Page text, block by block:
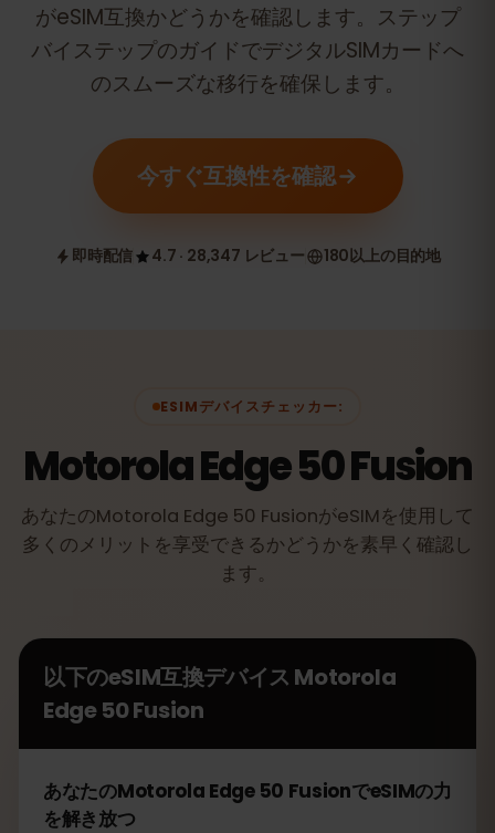
がeSIM互換かどうかを確認します。ステップ
バイステップのガイドでデジタルSIMカードへ
のスムーズな移行を確保します。
今すぐ互換性を確認
即時配信 4.7 · 28,347 レビュー 180以上の目的地
ESIMデバイスチェッカー:
Motorola Edge 50 Fusion
あなたのMotorola Edge 50 FusionがeSIMを使用して
多くのメリットを享受できるかどうかを素早く確認し
ます。
以下のeSIM互換デバイス Motorola
Edge 50 Fusion
あなたのMotorola Edge 50 FusionでeSIMの力
を解き放つ